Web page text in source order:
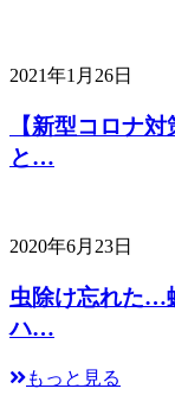
2021年1月26日
【新型コロナ
と…
2020年6月23日
虫除け忘れた…
ハ…
もっと見る